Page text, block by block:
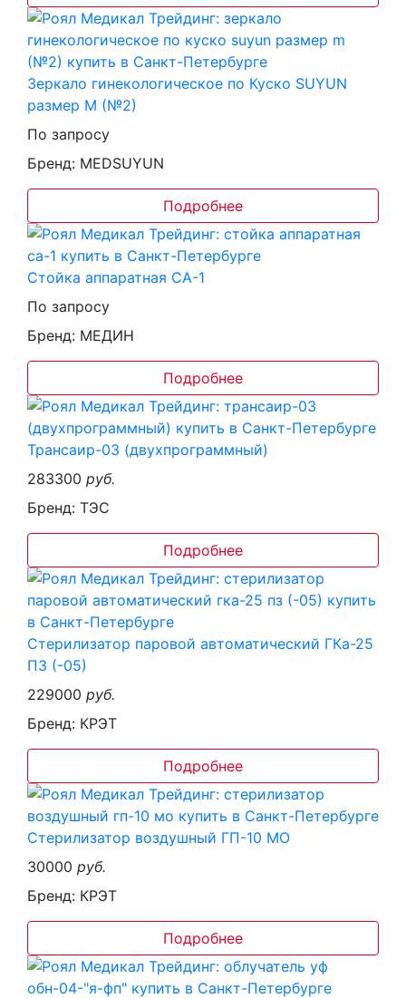
Зеркало гинекологическое по Куско SUYUN
размер M (№2)
По запросу
Бренд: MEDSUYUN
Подробнее
Стойка аппаратная СА-1
По запросу
Бренд: МЕДИН
Подробнее
Трансаир-03 (двухпрограммный)
283300 руб.
Бренд: ТЭС
Подробнее
Стерилизатор паровой автоматический ГКа-25
ПЗ (-05)
229000 руб.
Бренд: КРЭТ
Подробнее
Стерилизатор воздушный ГП-10 МО
30000 руб.
Бренд: КРЭТ
Подробнее